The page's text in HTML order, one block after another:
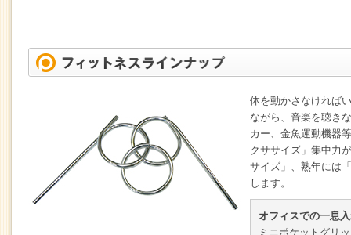
体を動かさなければ
ながら、音楽を聴き
カー、金魚運動機器
クササイズ」集中力
サイズ」、熟年には
します。
オフィスでの一息
ミニポケットグリ